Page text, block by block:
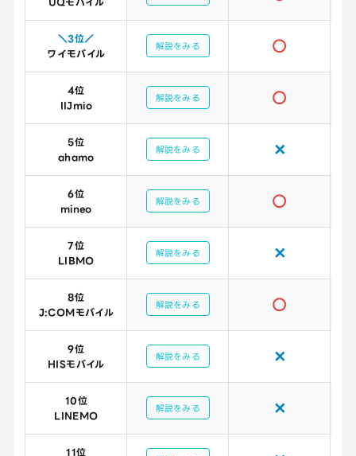
＼3位／
ワイモバイル
解説をみる ○
4位
IIJmio
解説をみる ○
5位
ahamo
解説をみる ✕
6位
mineo
解説をみる ○
7位
LIBMO
解説をみる ✕
8位
J:COMモバイル
解説をみる ○
9位
HISモバイル
解説をみる ✕
10位
LINEMO
解説をみる ✕
11位